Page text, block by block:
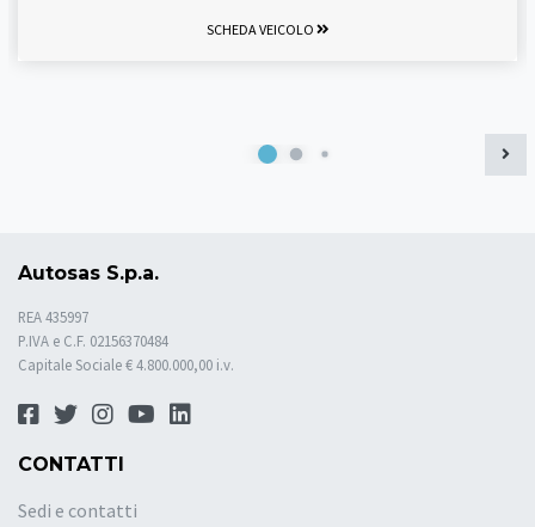
SCHEDA VEICOLO
Autosas S.p.a.
REA 435997
P.IVA e C.F. 02156370484
Capitale Sociale € 4.800.000,00 i.v.
CONTATTI
Sedi e contatti